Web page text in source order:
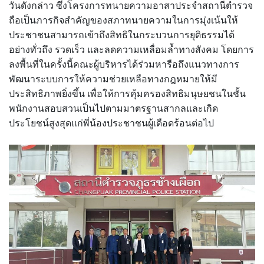
วันดังกล่าว ซึ่งโครงการทนายความอาสาประจำสถานีตำรวจ
ถือเป็นภารกิจสำคัญของสภาทนายความในการมุ่งเน้นให้
ประชาชนสามารถเข้าถึงสิทธิในกระบวนการยุติธรรมได้
อย่างทั่วถึง รวดเร็ว และลดความเหลื่อมล้ำทางสังคม โดยการ
ลงพื้นที่ในครั้งนี้คณะผู้บริหารได้ร่วมหารือถึงแนวทางการ
พัฒนาระบบการให้ความช่วยเหลือทางกฎหมายให้มี
ประสิทธิภาพยิ่งขึ้น เพื่อให้การคุ้มครองสิทธิมนุษยชนในชั้น
พนักงานสอบสวนเป็นไปตามมาตรฐานสากลและเกิด
ประโยชน์สูงสุดแก่พี่น้องประชาชนผู้เดือดร้อนต่อไป